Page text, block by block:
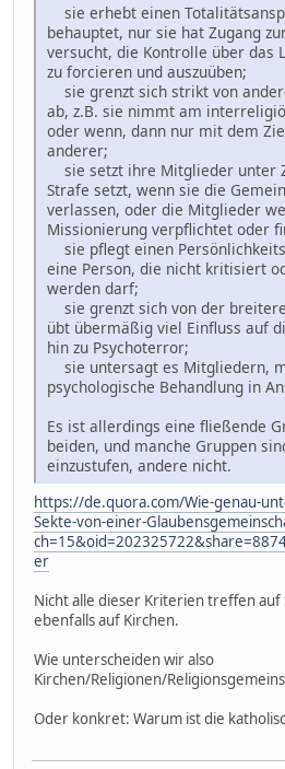
sie erhebt einen
behauptet, nur sie hat Zugang
versucht, die Kontrolle über das
zu forcieren und auszuüben;
sie grenzt sich strikt von
ab, z.B. sie nimmt am
oder wenn, dann nur mit dem
anderer;
sie setzt ihre Mitglieder unter
Strafe setzt, wenn sie die
verlassen, oder die Mitglieder
Missionierung verpflichtet oder
sie pflegt einen
eine Person, die nicht kritisiert
werden darf;
sie grenzt sich von der
übt übermäßig viel Einfluss auf
hin zu Psychoterror;
sie untersagt es Mitgliedern,
psychologische Behandlung in
Es ist allerdings eine fließende
beiden, und manche Gruppen
einzustufen, andere nicht.
https://de.quora.com/Wie-genau-
Sekte-von-einer-
er
Nicht alle dieser Kriterien treffen auf
ebenfalls auf Kirchen.
Wie unterscheiden wir also
Kirchen/Religionen/
Oder konkret: Warum ist die